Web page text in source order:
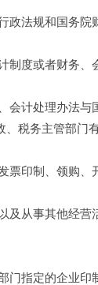
规和国务院
或者财务、
计处理办法与
税务主管部门
制、领购、
事其他经营
定的企业印